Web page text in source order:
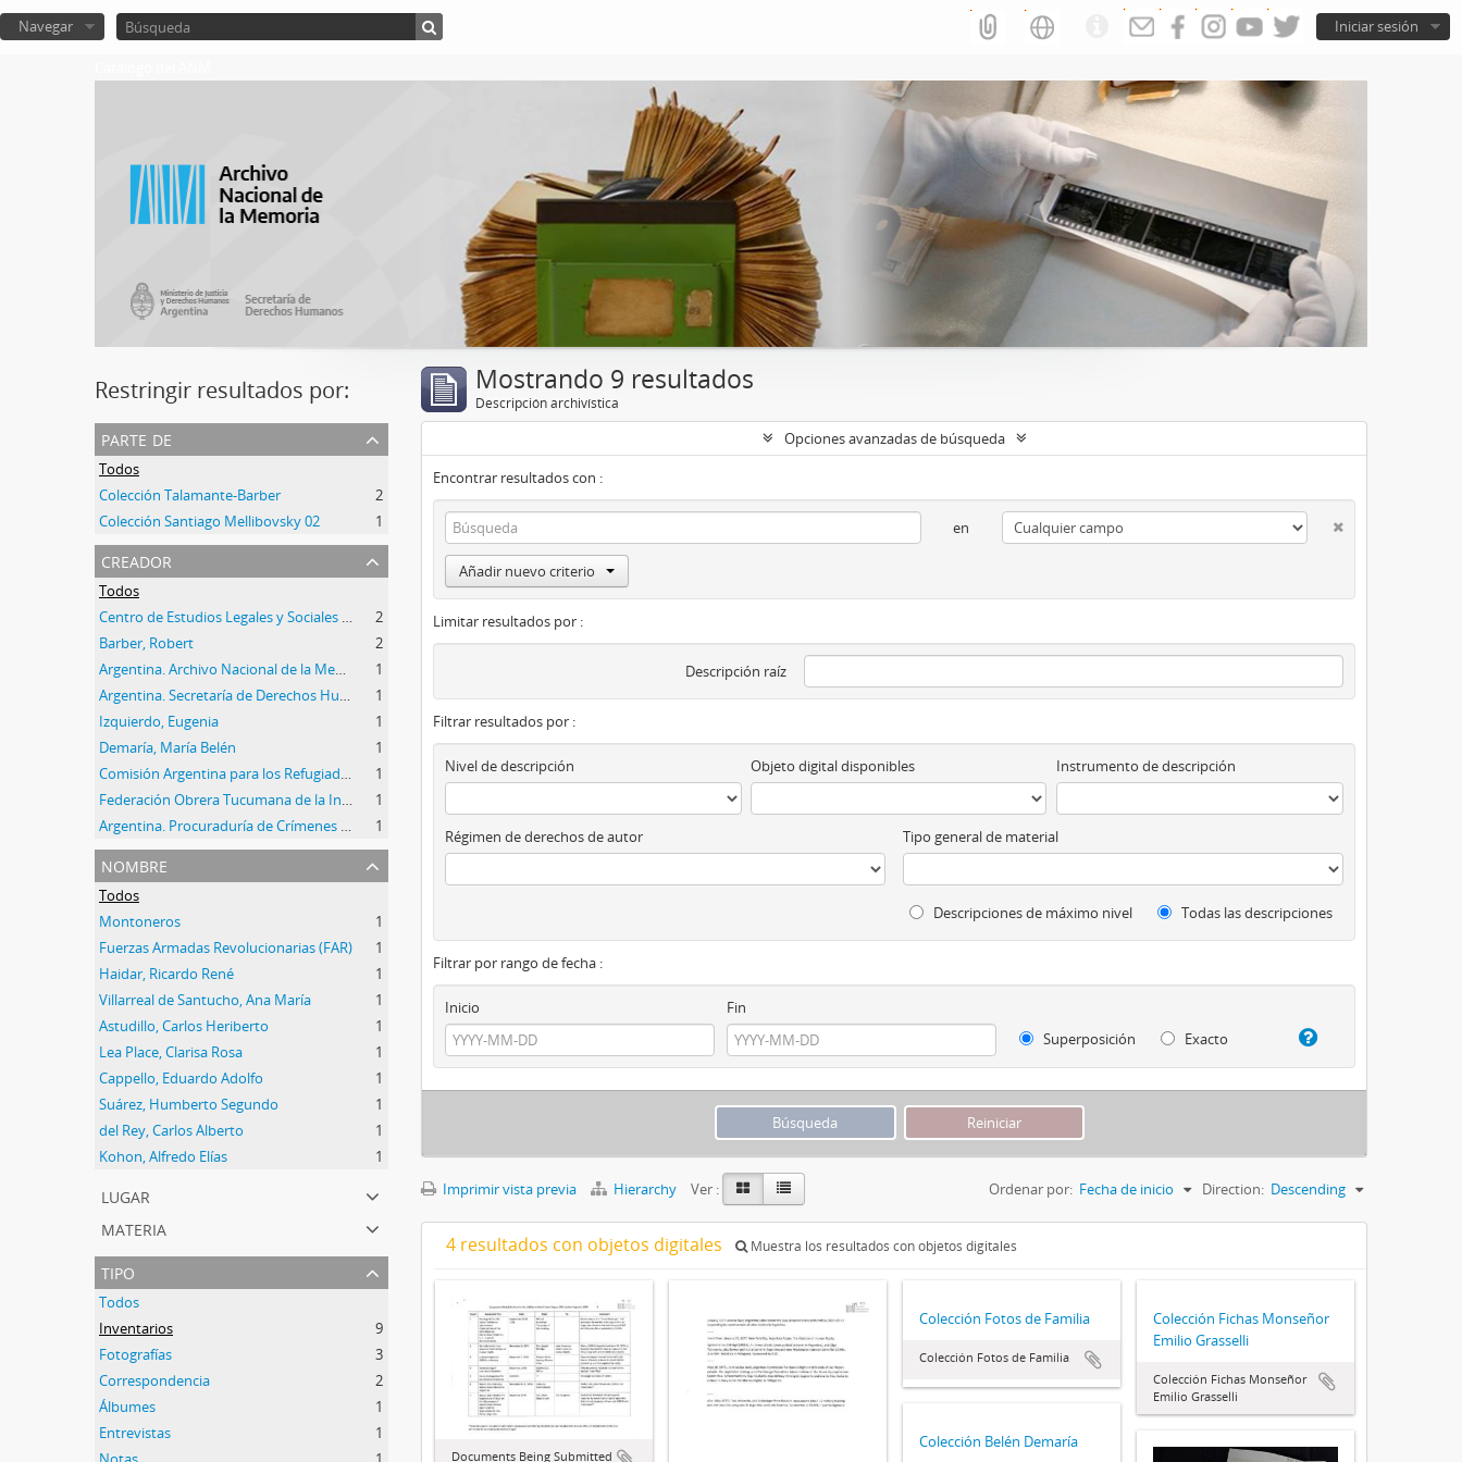
Iniciar sesión
Navegar
Restringir resultados por:
parte de
Todos
Colección Talamante-Barber
2
Colección Santiago Mellibovsky 02
1
creador
Todos
2
Barber, Robert
2
1
1
Izquierdo, Eugenia
1
Demaría, María Belén
1
1
1
1
nombre
Todos
Montoneros
1
Fuerzas Armadas Revolucionarias (FAR)
1
Haidar, Ricardo René
1
Villarreal de Santucho, Ana María
1
Astudillo, Carlos Heriberto
1
Lea Place, Clarisa Rosa
1
Cappello, Eduardo Adolfo
1
Suárez, Humberto Segundo
1
del Rey, Carlos Alberto
1
Kohon, Alfredo Elías
1
lugar
materia
tipo
Todos
Inventarios
9
Fotografías
3
Correspondencia
2
Álbumes
1
Entrevistas
1
Mostrando 9 resultados
Descripción archivística
Opciones avanzadas de búsqueda
Encontrar resultados con :
en
Añadir nuevo criterio
Limitar resultados por :
Descripción raíz
Filtrar resultados por :
Nivel de descripción Objeto digital disponibles Instrumento de descripción
Régimen de derechos de autor Tipo general de material
Descripciones de máximo nivel Todas las descripciones
Filtrar por rango de fecha :
Inicio
Fin
Superposición
Exacto
Imprimir vista previa Hierarchy Ver : Ordenar por: Fecha de inicio Direction: Descending
4 resultados con objetos digitales Muestra los resultados con objetos digitales
Documents Being Submitted
Colección Fotos de Familia
Colección Fotos de Familia
Colección Fichas Monseñor
Emilio Grasselli
Colección Fichas Monseñor
Emilio Grasselli
Colección Belén Demaría